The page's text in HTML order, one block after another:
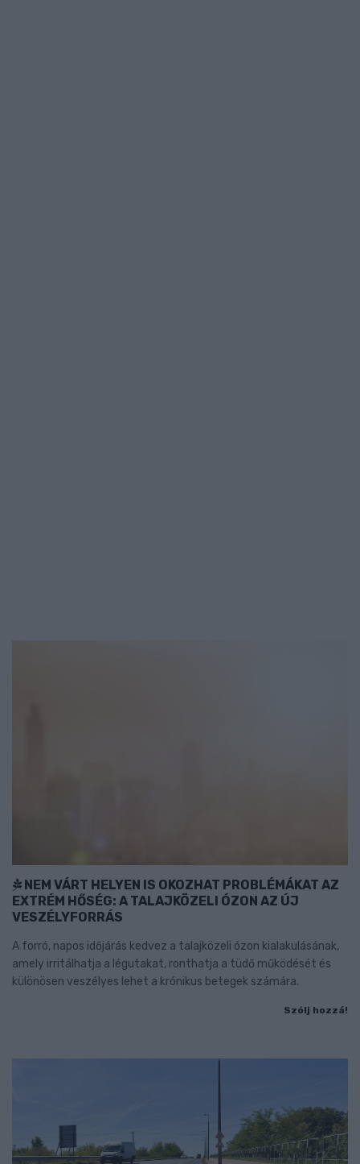
NEM VÁRT HELYEN IS OKOZHAT PROBLÉMÁKAT AZ
EXTRÉM HŐSÉG: A TALAJKÖZELI ÓZON AZ ÚJ
VESZÉLYFORRÁS
A forró, napos időjárás kedvez a talajközeli ózon kialakulásának,
amely irritálhatja a légutakat, ronthatja a tüdő működését és
különösen veszélyes lehet a krónikus betegek számára.
Szólj hozzá!